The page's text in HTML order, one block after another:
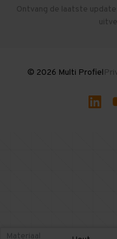
Gebruikte
Ontvang de laatste
© 2026 Multi Profiel
Materiaal